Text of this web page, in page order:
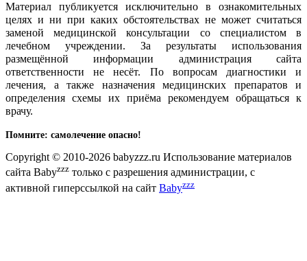
Материал публикуется исключительно в ознакомительных
целях и ни при каких обстоятельствах не может считаться
заменой медицинской консультации со специалистом в
лечебном учреждении. За результаты использования
размещённой информации администрация сайта
ответственности не несёт. По вопросам диагностики и
лечения, а также назначения медицинских препаратов и
определения схемы их приёма рекомендуем обращаться к
врачу.
Помните: самолечение опасно!
Copyright © 2010-2026 babyzzz.ru Использование материалов
сайта Babyzzz только с разрешения администрации, с
активной гиперссылкой на сайт Babyzzz